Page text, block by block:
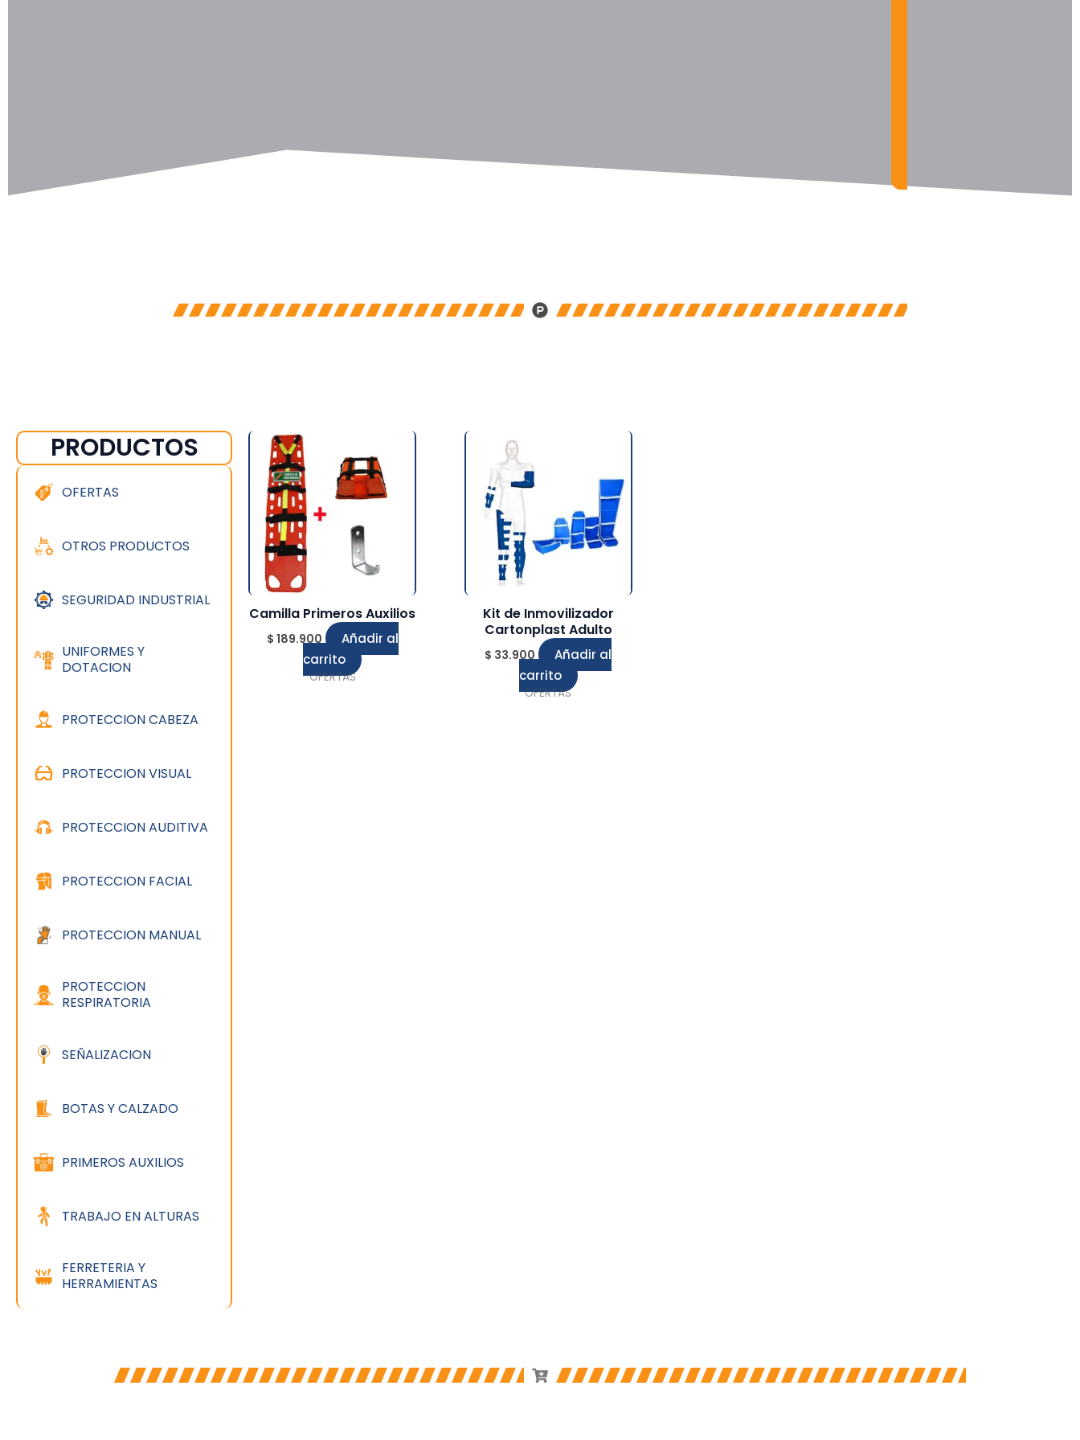
PRODUCTOS
OFERTAS
OTROS PRODUCTOS
SEGURIDAD INDUSTRIAL
UNIFORMES Y
DOTACION
PROTECCION CABEZA
PROTECCION VISUAL
PROTECCION AUDITIVA
PROTECCION FACIAL
PROTECCION MANUAL
PROTECCION
RESPIRATORIA
SEÑALIZACION
BOTAS Y CALZADO
PRIMEROS AUXILIOS
TRABAJO EN ALTURAS
FERRETERIA Y
HERRAMIENTAS
Camilla Primeros Auxilios
$ 189.900
Añadir al
carrito
OFERTAS
Kit de Inmovilizador
Cartonplast Adulto
$ 33.900
Añadir al
carrito
OFERTAS